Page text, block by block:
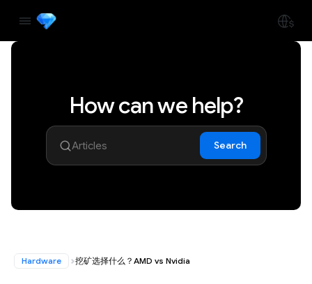
How can we help?
Search
Hardware 挖矿选择什么？AMD vs Nvidia